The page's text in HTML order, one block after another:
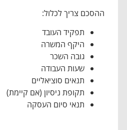
ההסכם צריך לכלול:
תפקיד העובד
היקף המשרה
גובה השכר
שעות העבודה
תנאים סוציאליים
תקופת ניסיון (אם קיימת)
תנאי סיום העסקה